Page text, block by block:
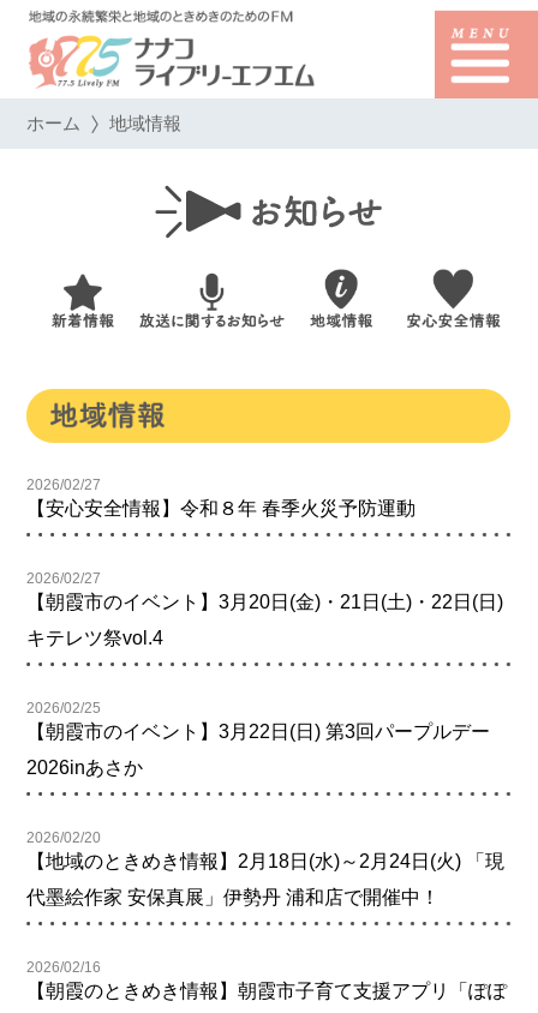
ホーム 地域情報
2026/02/27
【安心安全情報】令和８年 春季火災予防運動
2026/02/27
【朝霞市のイベント】3月20日(金)・21日(土)・22日(日)
キテレツ祭vol.4
2026/02/25
【朝霞市のイベント】3月22日(日) 第3回パープルデー
2026inあさか
2026/02/20
【地域のときめき情報】2月18日(水)～2月24日(火) 「現
代墨絵作家 安保真展」伊勢丹 浦和店で開催中！
2026/02/16
【朝霞のときめき情報】朝霞市子育て支援アプリ「ぽぽ